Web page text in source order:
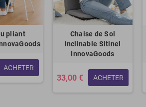
pliant
ACHETER
Chaise de Sol
Inclinable Sitinel
InnovaGoods
33,00 € ACHETER